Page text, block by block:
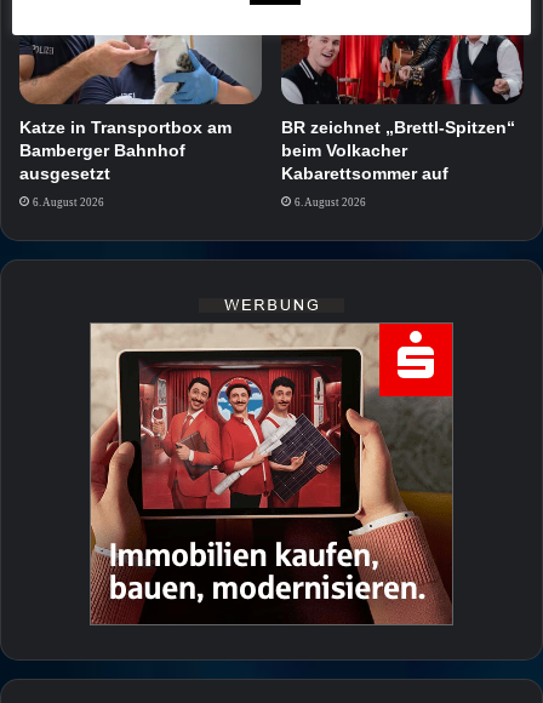
Katze in Transportbox am
Bamberger Bahnhof
ausgesetzt
6. August 2026
BR zeichnet „Brettl-Spitzen“
beim Volkacher
Kabarettsommer auf
6. August 2026